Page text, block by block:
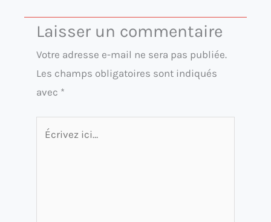
Laisser un commentaire
Votre adresse e-mail ne sera pas publiée.
Les champs obligatoires sont indiqués
avec *
Écrivez